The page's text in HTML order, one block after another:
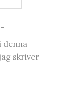
denna
skriver